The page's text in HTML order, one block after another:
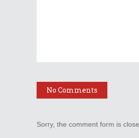
No Comments
Sorry, the comment form is